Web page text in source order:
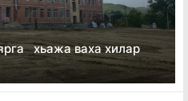
хьажа ваха хилар